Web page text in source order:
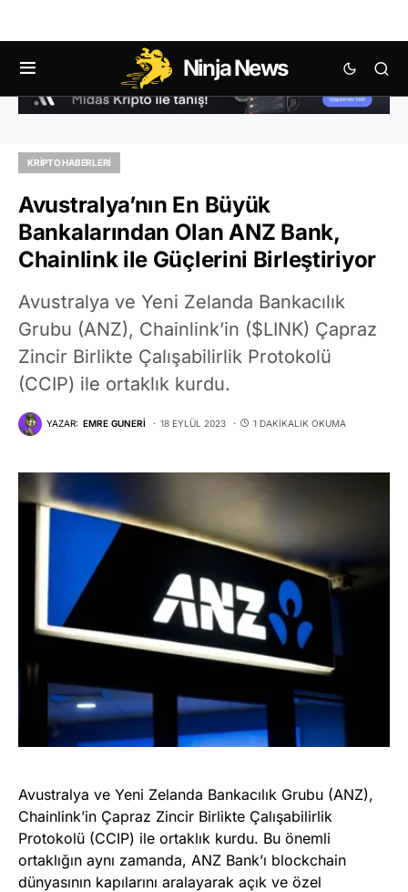
Ninja News
KRIPTO HABERLERI
Avustralya’nın En Büyük
Bankalarından Olan ANZ Bank,
Chainlink ile Güçlerini Birleştiriyor
Avustralya ve Yeni Zelanda Bankacılık
Grubu (ANZ), Chainlink’in ($LINK) Çapraz
Zincir Birlikte Çalışabilirlik Protokolü
(CCIP) ile ortaklık kurdu.
YAZAR: EMRE GUNERI 18 EYLÜL 2023 1 DAKIKALIK OKUMA
Avustralya ve Yeni Zelanda Bankacılık Grubu (ANZ),
Chainlink’in Çapraz Zincir Birlikte Çalışabilirlik
Protokolü (CCIP) ile ortaklık kurdu. Bu önemli
ortaklığın aynı zamanda, ANZ Bank’ı blockchain
dünyasının kapılarını aralayarak açık ve özel